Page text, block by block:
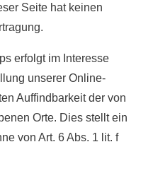
Seite hat keinen
erfolgt im Interesse
unserer Online-
Auffindbarkeit der von
Orte. Dies stellt ein
von Art. 6 Abs. 1 lit. f